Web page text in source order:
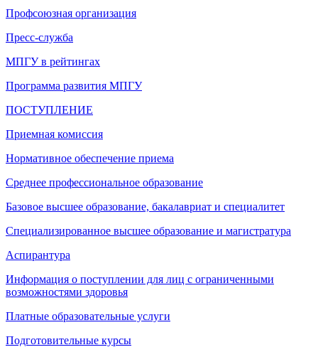
Профсоюзная организация
Пресс-служба
МПГУ в рейтингах
Программа развития МПГУ
ПОСТУПЛЕНИЕ
Приемная комиссия
Нормативное обеспечение приема
Среднее профессиональное образование
Базовое высшее образование, бакалавриат и специалитет
Специализированное высшее образование и магистратура
Аспирантура
Информация о поступлении для лиц с ограниченными
возможностями здоровья
Платные образовательные услуги
Подготовительные курсы